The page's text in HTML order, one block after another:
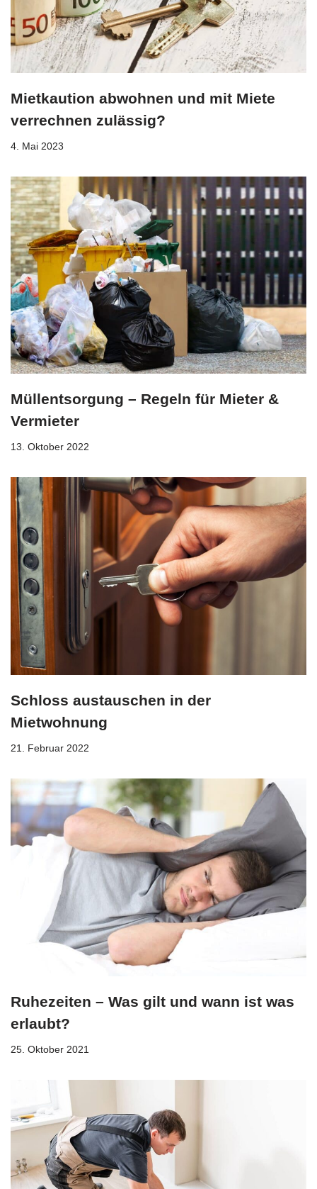
Mietkaution abwohnen und mit Miete
verrechnen zulässig?
4. Mai 2023
Müllentsorgung – Regeln für Mieter &
Vermieter
13. Oktober 2022
Schloss austauschen in der
Mietwohnung
21. Februar 2022
Ruhezeiten – Was gilt und wann ist was
erlaubt?
25. Oktober 2021